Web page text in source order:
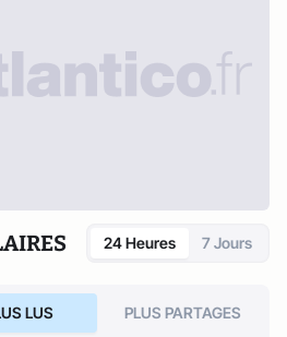
24 Heures 7 Jours
LUS PLUS PARTAGES